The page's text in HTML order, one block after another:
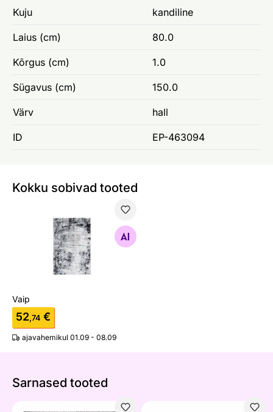
Kuju kandiline
Laius (cm) 80.0
Kõrgus (cm) 1.0
Sügavus (cm) 150.0
Värv hall
ID EP-463094
Kokku sobivad tooted
Otsi sarnaseid
Vaip
52,74 €
ajavahemikul 01.09 - 08.09
Sarnased tooted